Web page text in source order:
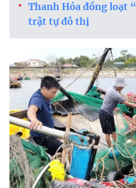
Thanh Hóa đồng loạt
trật tự đô thị